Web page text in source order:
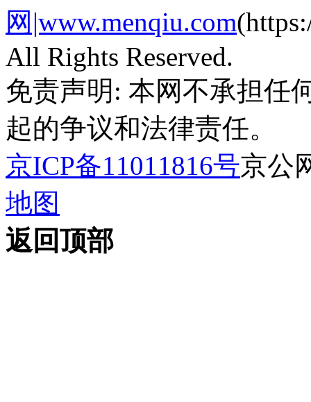
网|www.menqiu.com
All Rights Reserved.
免责声明: 本网不承担任
起的争议和法律责任。
京ICP备11011816号京公
地图
返回顶部